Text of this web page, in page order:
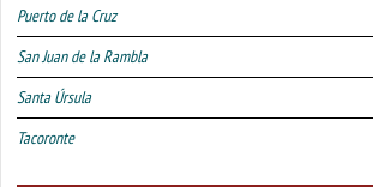
Puerto de la Cruz
San Juan de la Rambla
Santa Úrsula
Tacoronte